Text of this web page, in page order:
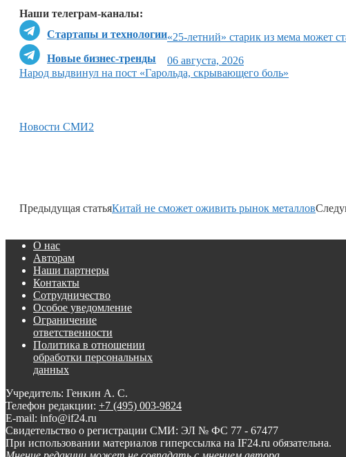
Наши телеграм-каналы:
Стартапы и технологии
Новые бизнес-тренды
«25-летний» старик из мема может
06 августа, 2026
Народ выдвинул на пост «Гарольда, скрывающего боль»
Новости СМИ2
Предыдущая статьяКитай не сможет оживить рынок металлов
О нас
Авторам
Наши партнеры
Контакты
Сотрудничество
Особое уведомление
Ограничение
ответственности
Политика в отношении
обработки персональных
данных
Учредитель: Генкин А. С.
Телефон редакции: +7 (495) 003-9824
E-mail: info@if24.ru
Свидетельство о регистрации СМИ: ЭЛ № ФС 77 - 67477
При использовании материалов гиперссылка на IF24.ru обязательна.